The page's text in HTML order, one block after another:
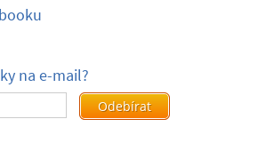
na e-mail?